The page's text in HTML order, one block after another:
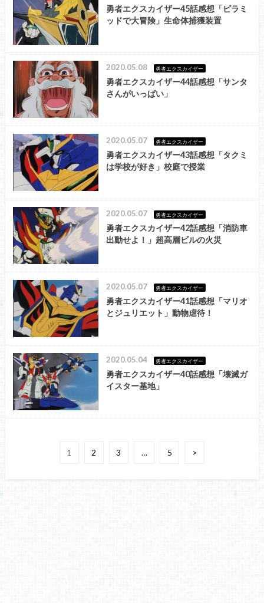
勇者エクスカイザー45話感想「ピラミ
ッドで大冒険」生命体捕獲装置
2020.05.08 勇者エクスカイザー
勇者エクスカイザー44話感想「サンタ
さんがいっぱい」
2020.05.07 勇者エクスカイザー
勇者エクスカイザー43話感想「タクミ
は学校が好き」校庭で授業
2020.05.07 勇者エクスカイザー
勇者エクスカイザー42話感想「消防車
出動せよ！」超高層ビルの火災
2020.05.07 勇者エクスカイザー
勇者エクスカイザー41話感想「マリオ
とジュリエット」動物虐待！
2020.05.04 勇者エクスカイザー
勇者エクスカイザー40話感想「壊滅ガ
イスター基地」
1 2 3 … 5 >